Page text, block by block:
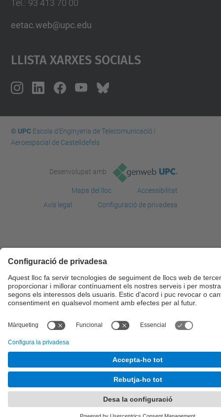
Tel.: 93 413 70 00
eetac.web@upc.edu
Llista Xarxes Socials
© UPCEscola d'Enginyeria de Telecomunicació i
Aeroespacial de Castelldefels
Desenvolupat amb
Mapa del lloc
Accessibilitat
Avís legal
Configuració de privadesa